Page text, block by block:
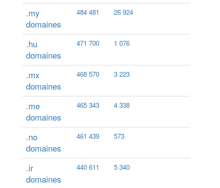
.my
domaines
484 481 26 924
.hu
domaines
471 700 1 076
.mx
domaines
468 570 3 223
.me
domaines
465 343 4 338
.no
domaines
461 439 573
.ir
domaines
440 611 5 340